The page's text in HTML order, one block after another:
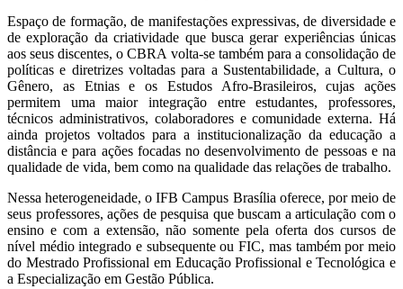
Espaço de formação, de manifestações expressivas, de diversidade e
de exploração da criatividade que busca gerar experiências únicas
aos seus discentes, o CBRA volta-se também para a consolidação de
políticas e diretrizes voltadas para a Sustentabilidade, a Cultura, o
Gênero, as Etnias e os Estudos Afro-Brasileiros, cujas ações
permitem uma maior integração entre estudantes, professores,
técnicos administrativos, colaboradores e comunidade externa. Há
ainda projetos voltados para a institucionalização da educação a
distância e para ações focadas no desenvolvimento de pessoas e na
qualidade de vida, bem como na qualidade das relações de trabalho.
Nessa heterogeneidade, o IFB Campus Brasília oferece, por meio de
seus professores, ações de pesquisa que buscam a articulação com o
ensino e com a extensão, não somente pela oferta dos cursos de
nível médio integrado e subsequente ou FIC, mas também por meio
do Mestrado Profissional em Educação Profissional e Tecnológica e
a Especialização em Gestão Pública.